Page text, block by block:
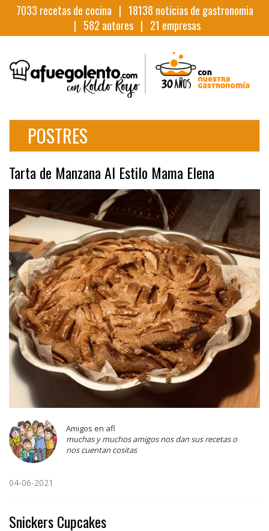
7033 recetas de cocina | 18138 noticias de gastronomia
| 582 autores | 21 empresas
POSTRES
Tarta de Manzana Al Estilo Mama Elena
Amigos en afl
muchas y muchos amigos nos dan sus recetas o
nos cuentan cositas
04-06-2021
Snickers Cupcakes